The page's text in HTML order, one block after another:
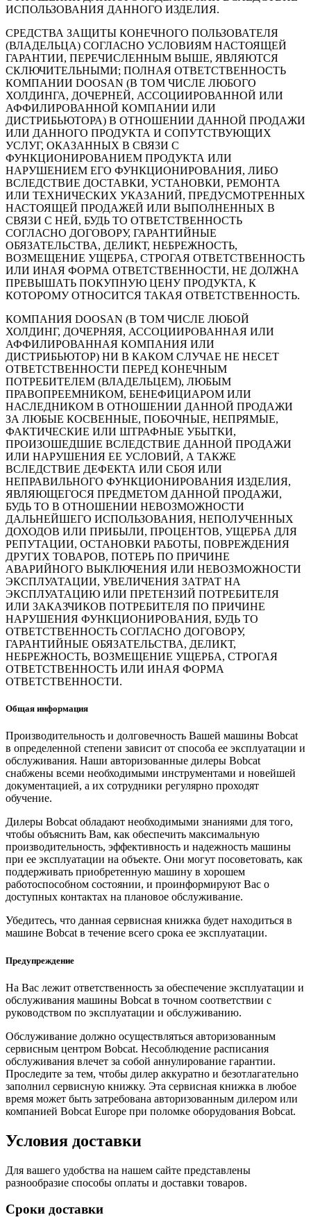
ИСПОЛЬЗОВАНИЯ ДАННОГО ИЗДЕЛИЯ.
СРЕДСТВА ЗАЩИТЫ КОНЕЧНОГО ПОЛЬЗОВАТЕЛЯ
(ВЛАДЕЛЬЦА) СОГЛАСНО УСЛОВИЯМ НАСТОЯЩЕЙ
ГАРАНТИИ, ПЕРЕЧИСЛЕННЫМ ВЫШЕ, ЯВЛЯЮТСЯ
СКЛЮЧИТЕЛЬНЫМИ; ПОЛНАЯ ОТВЕТСТВЕННОСТЬ
КОМПАНИИ DOOSAN (В ТОМ ЧИСЛЕ ЛЮБОГО
ХОЛДИНГА, ДОЧЕРНЕЙ, АССОЦИИРОВАННОЙ ИЛИ
АФФИЛИРОВАННОЙ КОМПАНИИ ИЛИ
ДИСТРИБЬЮТОРА) В ОТНОШЕНИИ ДАННОЙ ПРОДАЖИ
ИЛИ ДАННОГО ПРОДУКТА И СОПУТСТВУЮЩИХ
УСЛУГ, ОКАЗАННЫХ В СВЯЗИ С
ФУНКЦИОНИРОВАНИЕМ ПРОДУКТА ИЛИ
НАРУШЕНИЕМ ЕГО ФУНКЦИОНИРОВАНИЯ, ЛИБО
ВСЛЕДСТВИЕ ДОСТАВКИ, УСТАНОВКИ, РЕМОНТА
ИЛИ ТЕХНИЧЕСКИХ УКАЗАНИЙ, ПРЕДУСМОТРЕННЫХ
НАСТОЯЩЕЙ ПРОДАЖЕЙ ИЛИ ВЫПОЛНЕННЫХ В
СВЯЗИ С НЕЙ, БУДЬ ТО ОТВЕТСТВЕННОСТЬ
СОГЛАСНО ДОГОВОРУ, ГАРАНТИЙНЫЕ
ОБЯЗАТЕЛЬСТВА, ДЕЛИКТ, НЕБРЕЖНОСТЬ,
ВОЗМЕЩЕНИЕ УЩЕРБА, СТРОГАЯ ОТВЕТСТВЕННОСТЬ
ИЛИ ИНАЯ ФОРМА ОТВЕТСТВЕННОСТИ, НЕ ДОЛЖНА
ПРЕВЫШАТЬ ПОКУПНУЮ ЦЕНУ ПРОДУКТА, К
КОТОРОМУ ОТНОСИТСЯ ТАКАЯ ОТВЕТСТВЕННОСТЬ.
КОМПАНИЯ DOOSAN (В ТОМ ЧИСЛЕ ЛЮБОЙ
ХОЛДИНГ, ДОЧЕРНЯЯ, АССОЦИИРОВАННАЯ ИЛИ
АФФИЛИРОВАННАЯ КОМПАНИЯ ИЛИ
ДИСТРИБЬЮТОР) НИ В КАКОМ СЛУЧАЕ НЕ НЕСЕТ
ОТВЕТСТВЕННОСТИ ПЕРЕД КОНЕЧНЫМ
ПОТРЕБИТЕЛЕМ (ВЛАДЕЛЬЦЕМ), ЛЮБЫМ
ПРАВОПРЕЕМНИКОМ, БЕНЕФИЦИАРОМ ИЛИ
НАСЛЕДНИКОМ В ОТНОШЕНИИ ДАННОЙ ПРОДАЖИ
ЗА ЛЮБЫЕ КОСВЕННЫЕ, ПОБОЧНЫЕ, НЕПРЯМЫЕ,
ФАКТИЧЕСКИЕ ИЛИ ШТРАФНЫЕ УБЫТКИ,
ПРОИЗОШЕДШИЕ ВСЛЕДСТВИЕ ДАННОЙ ПРОДАЖИ
ИЛИ НАРУШЕНИЯ ЕЕ УСЛОВИЙ, А ТАКЖЕ
ВСЛЕДСТВИЕ ДЕФЕКТА ИЛИ СБОЯ ИЛИ
НЕПРАВИЛЬНОГО ФУНКЦИОНИРОВАНИЯ ИЗДЕЛИЯ,
ЯВЛЯЮЩЕГОСЯ ПРЕДМЕТОМ ДАННОЙ ПРОДАЖИ,
БУДЬ ТО В ОТНОШЕНИИ НЕВОЗМОЖНОСТИ
ДАЛЬНЕЙШЕГО ИСПОЛЬЗОВАНИЯ, НЕПОЛУЧЕННЫХ
ДОХОДОВ ИЛИ ПРИБЫЛИ, ПРОЦЕНТОВ, УЩЕРБА ДЛЯ
РЕПУТАЦИИ, ОСТАНОВКИ РАБОТЫ, ПОВРЕЖДЕНИЯ
ДРУГИХ ТОВАРОВ, ПОТЕРЬ ПО ПРИЧИНЕ
АВАРИЙНОГО ВЫКЛЮЧЕНИЯ ИЛИ НЕВОЗМОЖНОСТИ
ЭКСПЛУАТАЦИИ, УВЕЛИЧЕНИЯ ЗАТРАТ НА
ЭКСПЛУАТАЦИЮ ИЛИ ПРЕТЕНЗИЙ ПОТРЕБИТЕЛЯ
ИЛИ ЗАКАЗЧИКОВ ПОТРЕБИТЕЛЯ ПО ПРИЧИНЕ
НАРУШЕНИЯ ФУНКЦИОНИРОВАНИЯ, БУДЬ ТО
ОТВЕТСТВЕННОСТЬ СОГЛАСНО ДОГОВОРУ,
ГАРАНТИЙНЫЕ ОБЯЗАТЕЛЬСТВА, ДЕЛИКТ,
НЕБРЕЖНОСТЬ, ВОЗМЕЩЕНИЕ УЩЕРБА, СТРОГАЯ
ОТВЕТСТВЕННОСТЬ ИЛИ ИНАЯ ФОРМА
ОТВЕТСТВЕННОСТИ.
Общая информация
Производительность и долговечность Вашей машины Bobcat
в определенной степени зависит от способа ее эксплуатации и
обслуживания. Наши авторизованные дилеры Bobcat
снабжены всеми необходимыми инструментами и новейшей
документацией, а их сотрудники регулярно проходят
обучение.
Дилеры Bobcat обладают необходимыми знаниями для того,
чтобы объяснить Вам, как обеспечить максимальную
производительность, эффективность и надежность машины
при ее эксплуатации на объекте. Они могут посоветовать, как
поддерживать приобретенную машину в хорошем
работоспособном состоянии, и проинформируют Вас о
доступных контактах на плановое обслуживание.
Убедитесь, что данная сервисная книжка будет находиться в
машине Bobcat в течение всего срока ее эксплуатации.
Предупреждение
На Вас лежит ответственность за обеспечение эксплуатации и
обслуживания машины Bobcat в точном соответствии с
руководством по эксплуатации и обслуживанию.
Обслуживание должно осуществляться авторизованным
сервисным центром Bobcat. Несоблюдение расписания
обслуживания влечет за собой аннулирование гарантии.
Проследите за тем, чтобы дилер аккуратно и безотлагательно
заполнил сервисную книжку. Эта сервисная книжка в любое
время может быть затребована авторизованным дилером или
компанией Bobcat Europe при поломке оборудования Bobcat.
Условия доставки
Для вашего удобства на нашем сайте представлены
разнообразие способы оплаты и доставки товаров.
Сроки доставки